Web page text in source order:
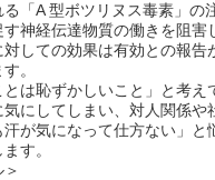
「A 型ボツリヌス毒素」の
神経伝達物質の働きを阻
しての効果は有効との報
。
とは恥ずかしいこと」と考
にしてしまい、対人関係や
が気になって仕方ない」
す。